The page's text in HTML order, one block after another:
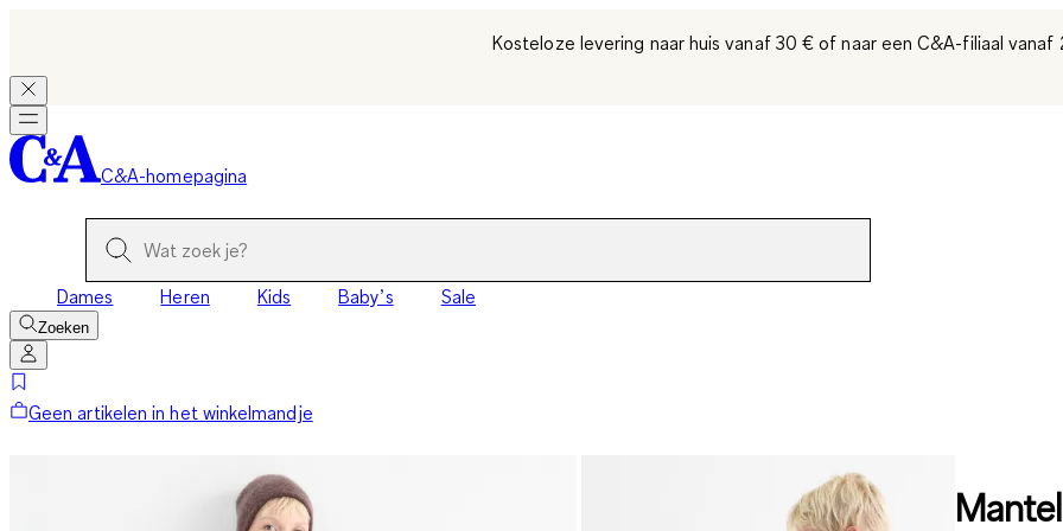
Kosteloze levering naar huis vanaf 30 €of naar een C&A-filiaalvanaf
C&A-homepagina
Dames Heren Kids Baby’s Sale
Zoeken
Geen artikelen in het winkelmandje
Mantel